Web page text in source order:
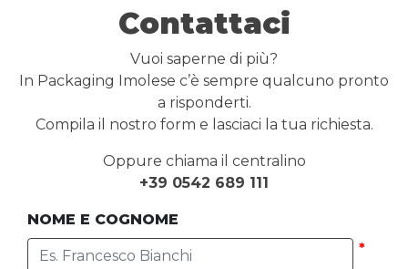
Contattaci
Vuoi saperne di più?
In Packaging Imolese c’è sempre qualcuno pronto
a risponderti.
Compila il nostro form e lasciaci la tua richiesta.
Oppure chiama il centralino
+39 0542 689 111
NOME E COGNOME